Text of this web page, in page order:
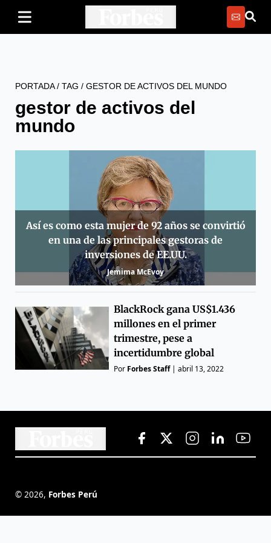
PORTADA/ TAG / GESTOR DE ACTIVOS DEL MUNDO
gestor de activos del
mundo
Así es como esta mujer de 92 años se convirtió
en una de las principales gestoras de
inversiones de EE.UU.
Jemima McEvoy
BlackRock gana US$1.436
millones en el primer
trimestre, pese a
incertidumbre global
Por Forbes Staff|abril 13, 2022
© 2026, Forbes Perú